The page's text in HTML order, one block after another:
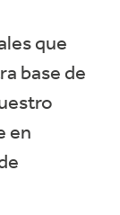
que
base de
en